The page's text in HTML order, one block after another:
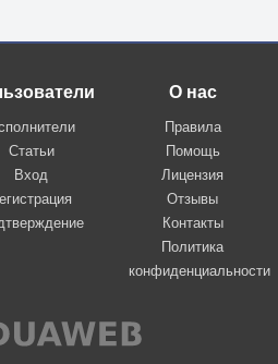
Статьи
Вход
О нас
Правила
Помощь
Лицензия
Отзывы
Контакты
Политика
конфиденциальности